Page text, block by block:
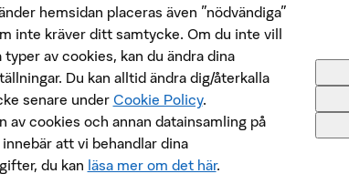
hemsidan placeras även ”nödvändiga”
inte kräver ditt samtycke. Om du inte vill
av cookies, kan du ändra dina
Du kan alltid ändra dig/återkalla
senare under Cookie Policy.
av cookies och annan datainsamling på
att vi behandlar dina
du kan läsa mer om det här.